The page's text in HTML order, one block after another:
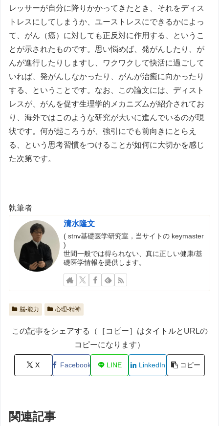
レッサーが自分に降りかかってきたとき、それをディス
トレスにしてしまうか、ユーストレスにできるかによっ
て、がん（癌）に対しても正反対に作用する、というこ
とが示されたものです。思い悩めば、発がんしたり、が
んが進行したりしますし、ワクワクして快活に過ごして
いれば、発がんしなかったり、がんが治癒に向かったり
する、ということです。なお、この論文には、ディスト
レスが、がんを促す生理学的メカニズムが紹介されてお
り、海外ではこのような研究が大いに進んでいるのが現
状です。何が起ころうが、強引にでも前向きにとらえ
る、という思考習慣をつけることが如何に大切かを感じ
た次第です。
執筆者
清水隆文
( stnv基礎医学研究室，当サイトの keymaster
)
世間一般では得られない、真に正しい健康/基
礎医学情報を提供します。
脳-能力 心理-精神
この記事をシェアする（［コピー］はタイトルとURLの
コピーになります）
X Facebook LINE LinkedIn コピー
関連記事